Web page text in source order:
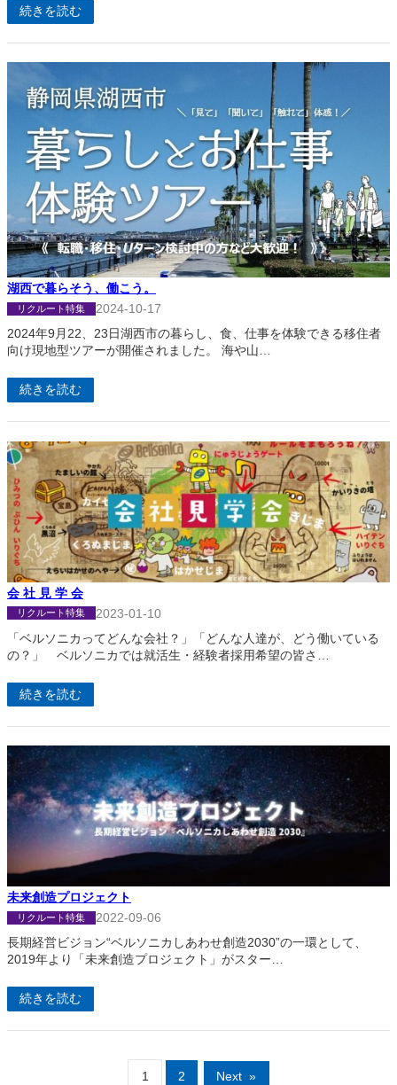
続きを読む
湖西で暮らそう、働こう。
リクルート特集
2024-10-17
2024年9月22、23日湖西市の暮らし、食、仕事を体験できる移住者
向け現地型ツアーが開催されました。 海や山…
続きを読む
会 社 見 学 会
リクルート特集
2023-01-10
「ベルソニカってどんな会社？」「どんな人達が、どう働いている
の？」 ベルソニカでは就活生・経験者採用希望の皆さ…
続きを読む
未来創造プロジェクト
リクルート特集
2022-09-06
長期経営ビジョン“ベルソニカしあわせ創造2030”の一環として、
2019年より「未来創造プロジェクト」がスター…
続きを読む
1 2 Next »